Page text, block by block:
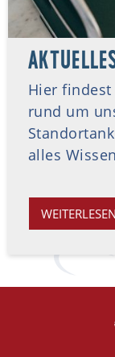
Hier
rund um
alles
WEITERLESEN